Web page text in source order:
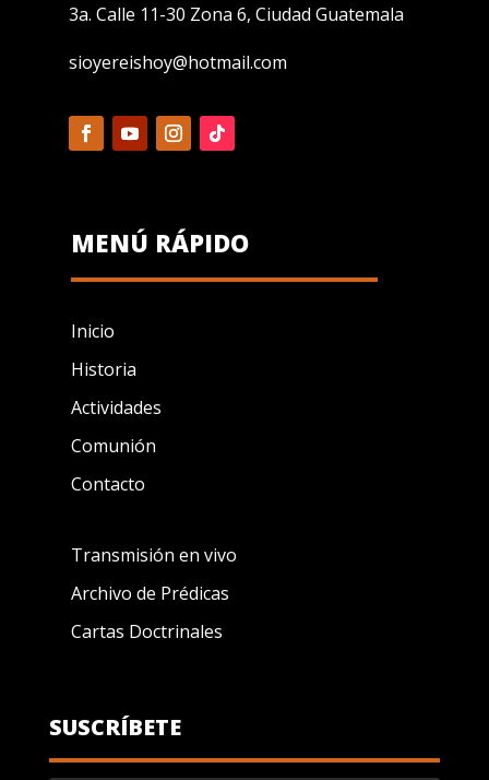
3a. Calle 11-30 Zona 6, Ciudad Guatemala
sioyereishoy@hotmail.com
MENÚ RÁPIDO
Inicio
Historia
Actividades
Comunión
Contacto
Transmisión en vivo
Archivo de Prédicas
Cartas Doctrinales
SUSCRÍBETE